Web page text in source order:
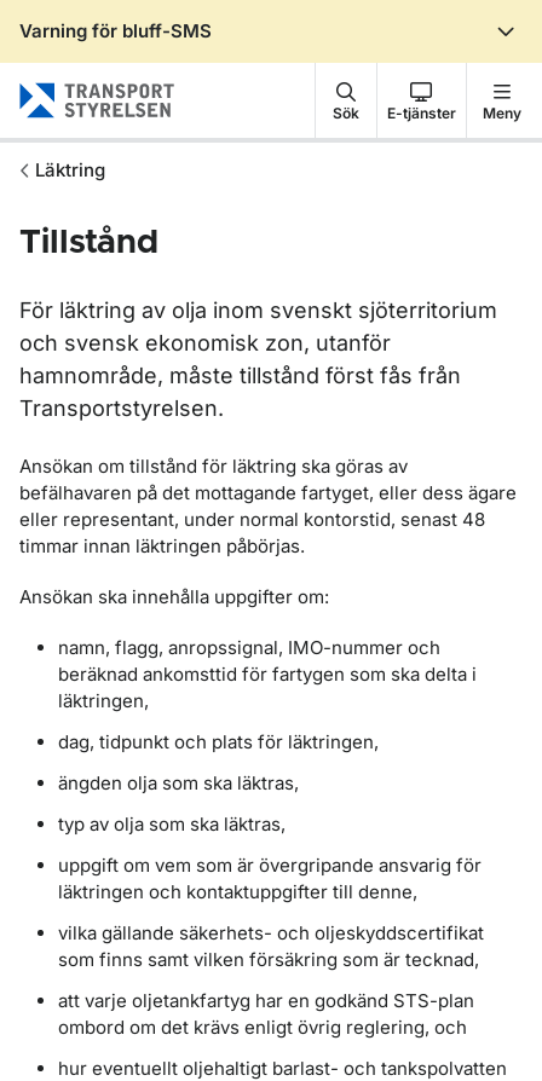
Varning för bluff-SMS
Sök E-tjänster Meny
Läktring
Tillstånd
För läktring av olja inom svenskt sjöterritorium
och svensk ekonomisk zon, utanför
hamnområde, måste tillstånd först fås från
Transportstyrelsen.
Ansökan om tillstånd för läktring ska göras av
befälhavaren på det mottagande fartyget, eller dess ägare
eller representant, under normal kontorstid, senast 48
timmar innan läktringen påbörjas.
Ansökan ska innehålla uppgifter om:
namn, flagg, anropssignal, IMO-nummer och
beräknad ankomsttid för fartygen som ska delta i
läktringen,
dag, tidpunkt och plats för läktringen,
ängden olja som ska läktras,
typ av olja som ska läktras,
uppgift om vem som är övergripande ansvarig för
läktringen och kontaktuppgifter till denne,
vilka gällande säkerhets- och oljeskyddscertifikat
som finns samt vilken försäkring som är tecknad,
att varje oljetankfartyg har en godkänd STS-plan
ombord om det krävs enligt övrig reglering, och
hur eventuellt oljehaltigt barlast- och tankspolvatten